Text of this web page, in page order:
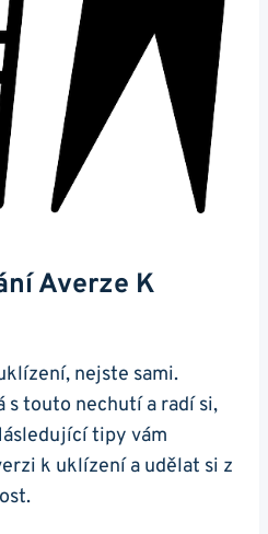
Averze K
nejste sami.
s touto nechutí a radí si,
tipy vám
k uklízení a udělat si z